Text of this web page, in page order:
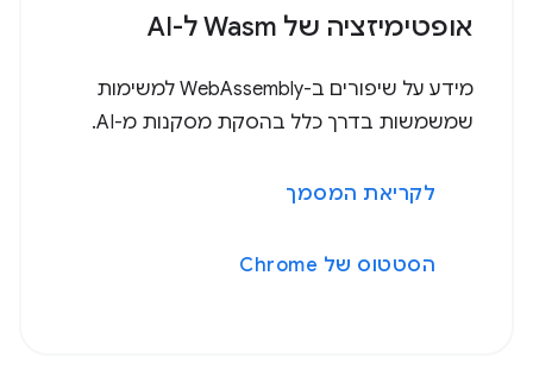
אופטימיזציה של Wasm ל-AI
מידע על שיפורים ב-WebAssembly למשימות
שמשמשות בדרך כלל בהסקת מסקנות מ-AI.
לקריאת המסמך
הסטטוס של Chrome